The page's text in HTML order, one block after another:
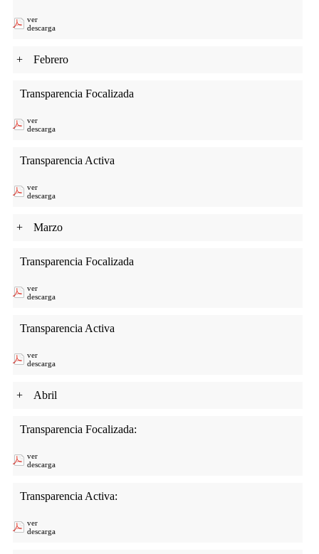
ver
descarga
+ Febrero
Transparencia Focalizada
ver
descarga
Transparencia Activa
ver
descarga
+ Marzo
Transparencia Focalizada
ver
descarga
Transparencia Activa
ver
descarga
+ Abril
Transparencia Focalizada:
ver
descarga
Transparencia Activa:
ver
descarga